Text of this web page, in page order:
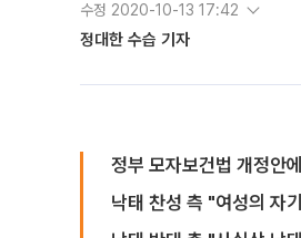
수정 2020-10-13 17:42
정대한 수습 기자
정부 모자보건법 개정안
낙태 찬성 측 "여성의 자